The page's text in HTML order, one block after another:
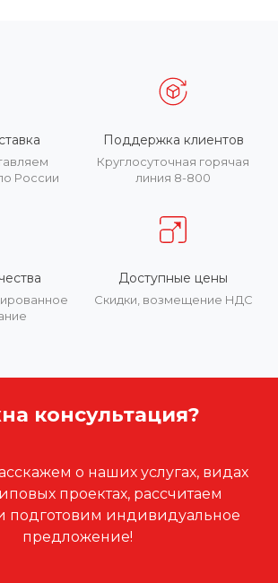
России
Поддержка клиентов
Круглосуточная горячая
линия 8-800
Доступные цены
Скидки, возмещение НДС
консультация?
о наших услугах, видах
проектах, рассчитаем
подготовим индивидуальное
предложение!